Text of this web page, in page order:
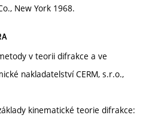
New York 1968.
v teorii difrakce a ve
nakladatelství CERM, s.r.o.,
kinematické teorie difrakce: